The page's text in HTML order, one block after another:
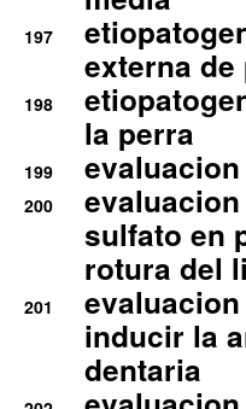
197
externa de
198
la perra
199
200
sulfato en
rotura del
201
inducir la
dentaria